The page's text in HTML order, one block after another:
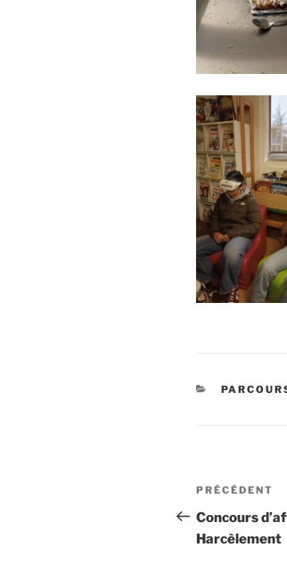
de
l’article
Article
précédent
PRÉCÉDENT
Concours
Harcèlement